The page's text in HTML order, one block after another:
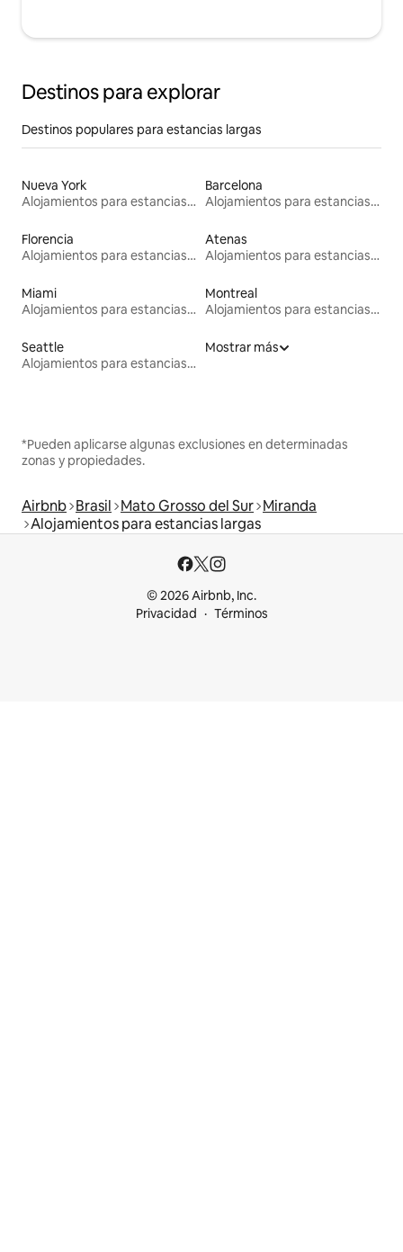
Destinos para explorar
Destinos populares para estancias largas
Nueva York
Alojamientos para estancias largas
Barcelona
Alojamientos para estancias largas
Florencia
Alojamientos para estancias largas
Atenas
Alojamientos para estancias largas
Miami
Alojamientos para estancias largas
Montreal
Alojamientos para estancias largas
Seattle
Alojamientos para estancias largas
Mostrar más
*Pueden aplicarse algunas exclusiones en determinadas
zonas y propiedades.
Airbnb Brasil Mato Grosso del Sur Miranda
Alojamientos para estancias largas
© 2026 Airbnb, Inc.
Privacidad
Términos